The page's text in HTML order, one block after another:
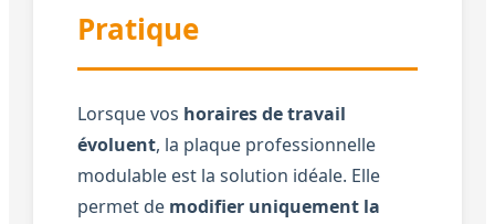
Pratique
Lorsque vos horaires de travail
évoluent, la plaque professionnelle
modulable est la solution idéale. Elle
permet de modifier uniquement la